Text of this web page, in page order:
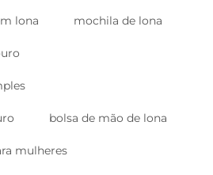
lona mochila de lona
bolsa de mão de lona
mulheres